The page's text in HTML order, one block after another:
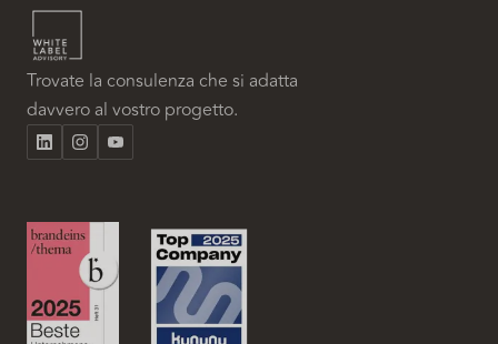
Trovate la consulenza che si adatta
davvero al vostro progetto.